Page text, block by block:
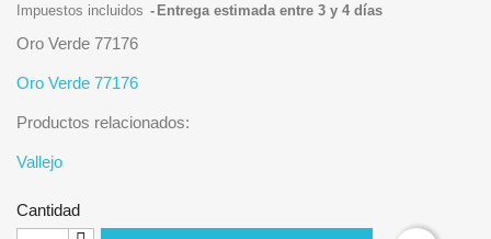
Impuestos incluidos Entrega estimada entre 3 y 4 días
Oro Verde 77176
Oro Verde 77176
Productos relacionados:
Vallejo
Cantidad